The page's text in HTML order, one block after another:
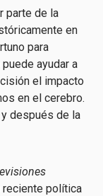
parte de la
en
para
ayudar a
el impacto
en el cerebro.
después de la
reciente política